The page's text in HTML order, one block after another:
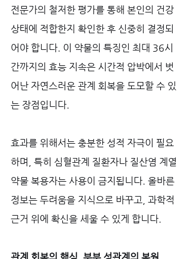
전문가의 철저한 평가를 통해 본인의 건강
상태에 적합한지 확인한 후 신중히 결정되
어야 합니다. 이 약물의 특징인 최대 36시
간까지의 효능 지속은 시간적 압박에서 벗
어난 자연스러운 관계 회복을 도모할 수 있
는 장점입니다.
효과를 위해서는 충분한 성적 자극이 필요
하며, 특히 심혈관계 질환자나 질산염 계열
약물 복용자는 사용이 금지됩니다. 올바른
정보는 두려움을 지식으로 바꾸고, 과학적
근거 위에 확신을 세울 수 있게 합니다.